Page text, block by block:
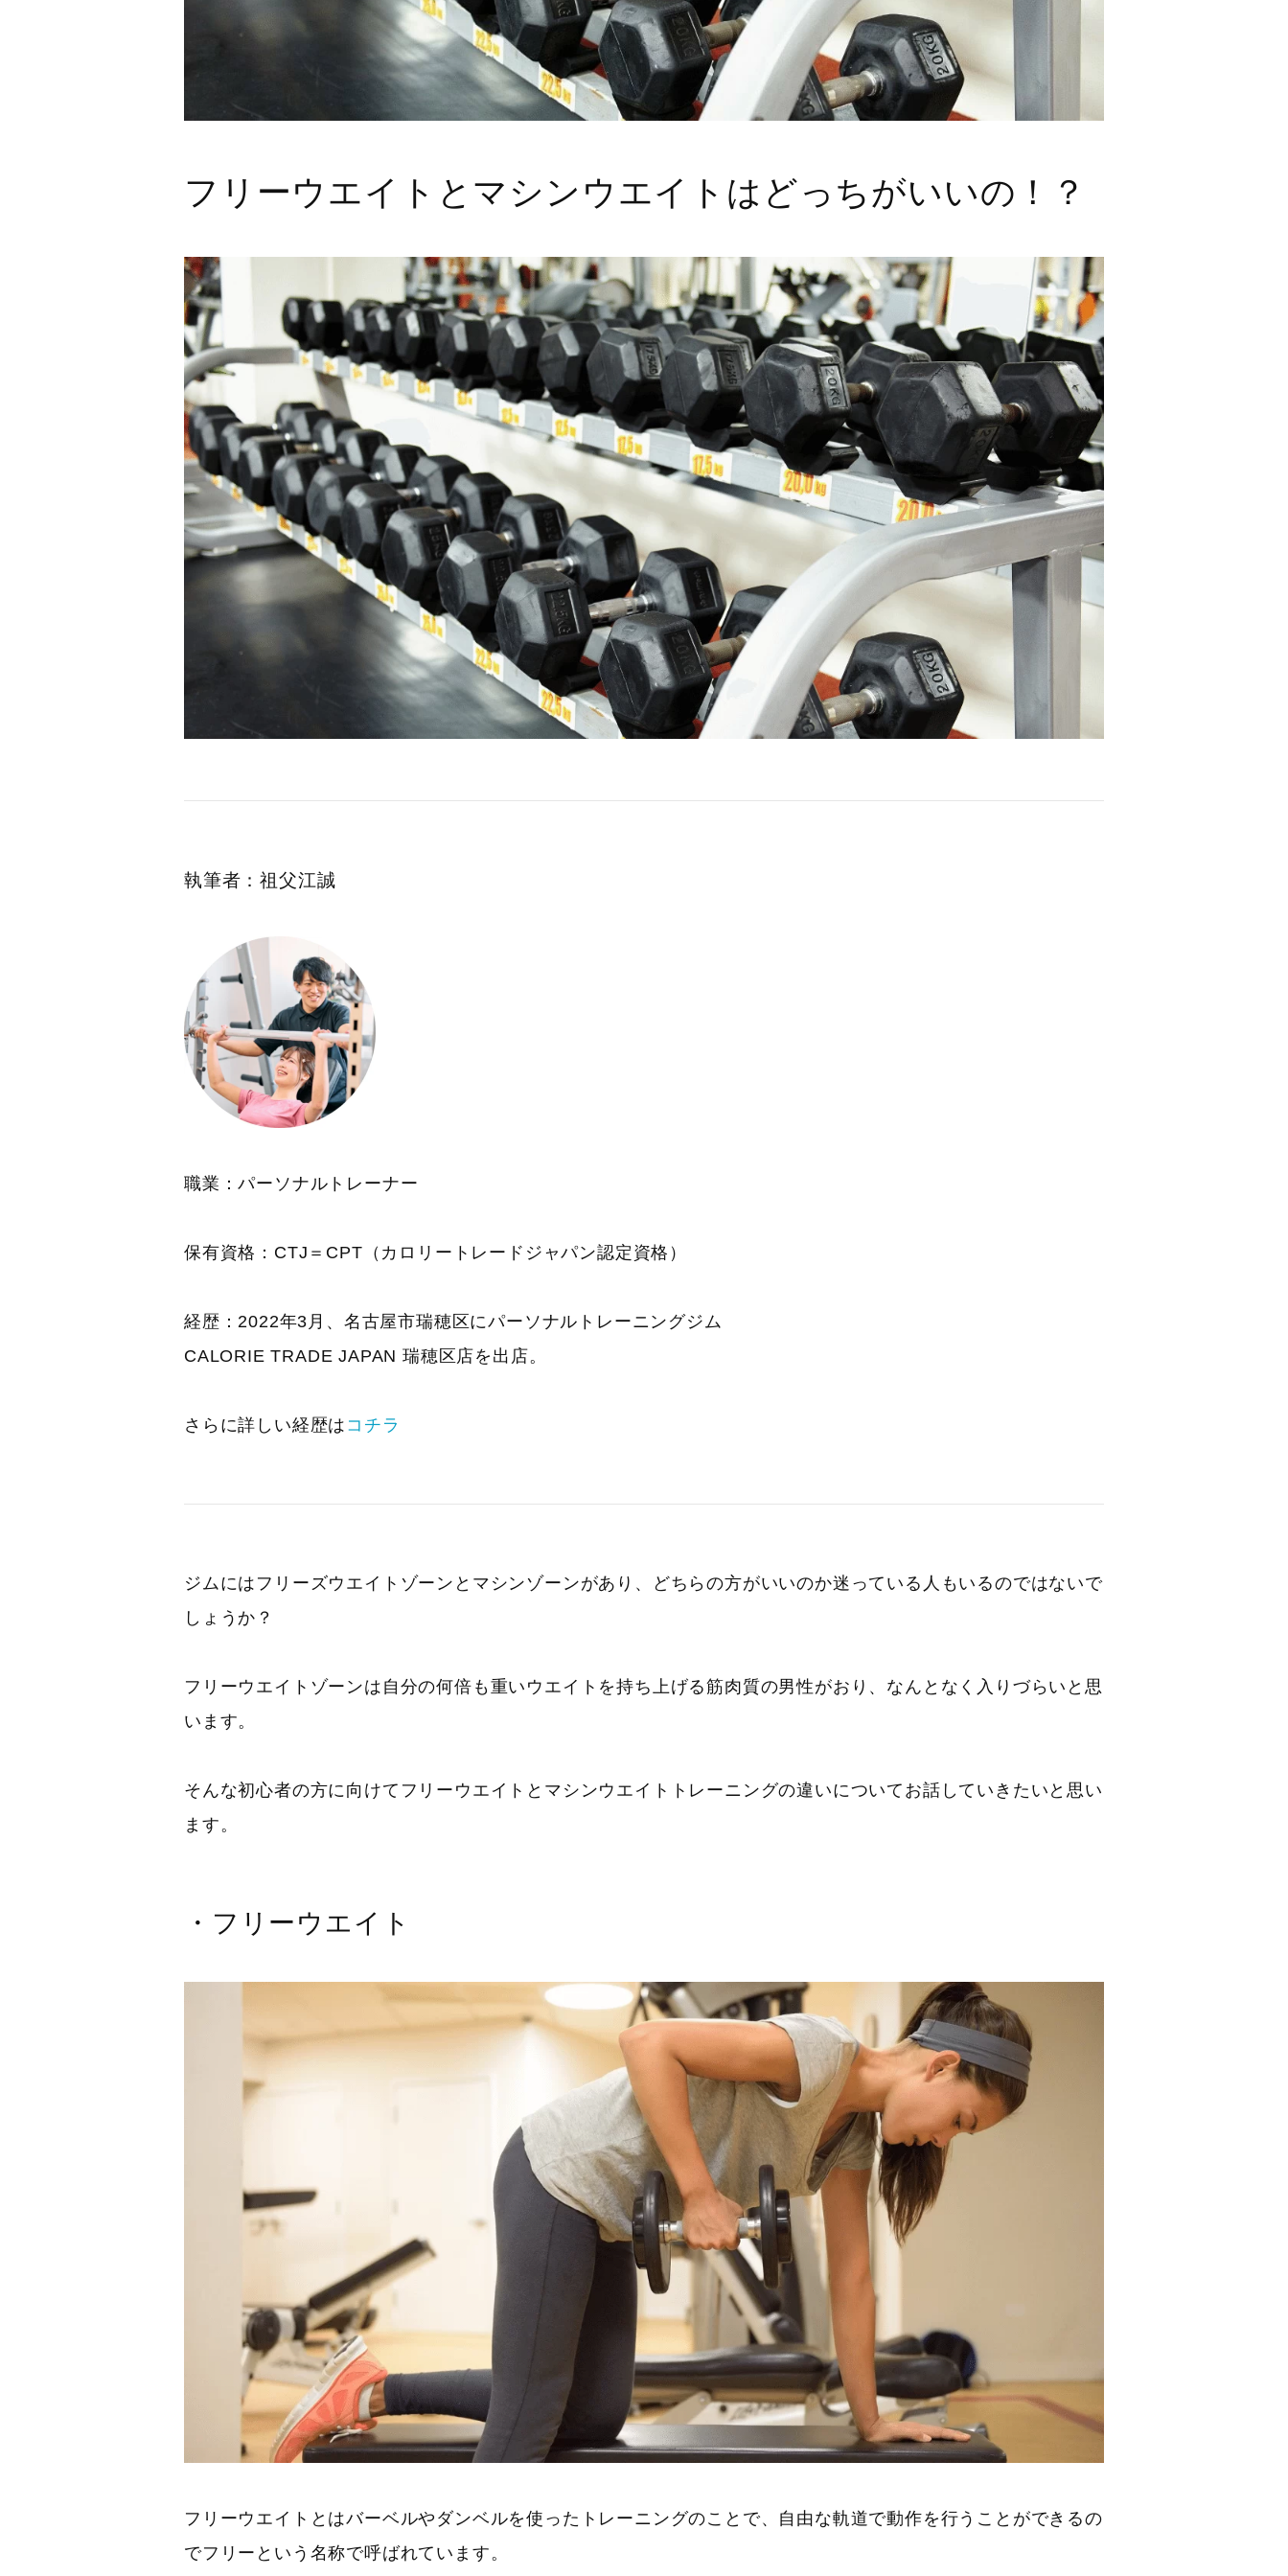
フリーウエイトとマシンウエイトはどっちがいいの！？
執筆者：祖父江誠
職業：パーソナルトレーナー
保有資格：CTJ＝CPT（カロリートレードジャパン認定資格）
経歴：2022年3月、名古屋市瑞穂区にパーソナルトレーニングジム
CALORIE TRADE JAPAN 瑞穂区店を出店。
さらに詳しい経歴は コチラ
ジムにはフリーズウエイトゾーンとマシンゾーンがあり、どちらの方がいいのか迷っている人もいるのではないで
しょうか？
フリーウエイトゾーンは自分の何倍も重いウエイトを持ち上げる筋肉質の男性がおり、なんとなく入りづらいと思
います。
そんな初心者の方に向けてフリーウエイトとマシンウエイトトレーニングの違いについてお話していきたいと思い
ます。
・フリーウエイト
フリーウエイトとはバーベルやダンベルを使ったトレーニングのことで、自由な軌道で動作を行うことができるの
でフリーという名称で呼ばれています。